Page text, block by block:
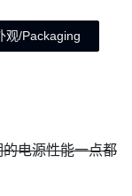
观/Packaging
电源性能一点都